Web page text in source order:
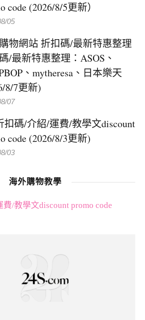
code (2026/8/5更新）
05
物網站 折扣碼/最新特惠整理
/最新特惠整理：ASOS、
、mytheresa、日本樂天
8/7更新)
07
扣碼/介紹/運費/教學文discount
code (2026/8/3更新)
03
海外購物教學
/教學文discount promo code